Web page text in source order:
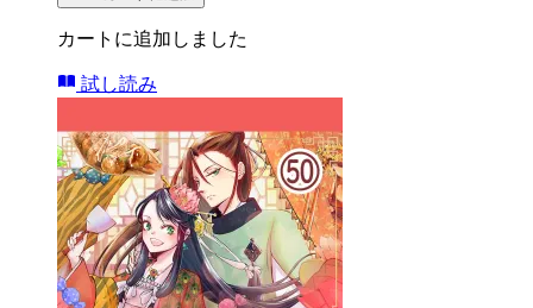
カートに追加しました
試し読み